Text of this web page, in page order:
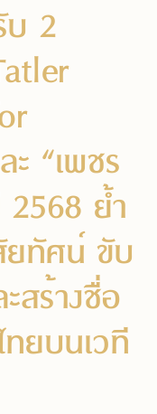
2
“เพชร
ย้ำ
ยทัศน์ ขับ
สร้างชื่อ
ทยบนเวที